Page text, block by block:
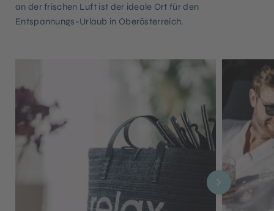
an der frischen Luft ist der ideale Ort für den
Entspannungs-Urlaub in Oberösterreich.